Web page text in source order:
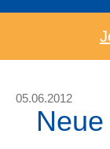
05.06.2012